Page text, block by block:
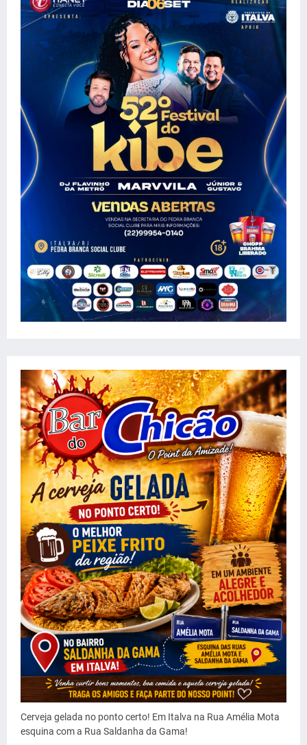
Cerveja gelada no ponto certo! Em Italva na Rua Amélia Mota
esquina com a Rua Saldanha da Gama!